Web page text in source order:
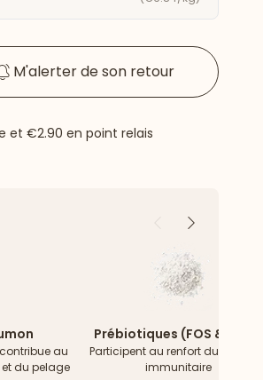
M'alerter de son retour
et €2.90 en point relais
PrécédentSuivant
au
du pelage
Prébiotiques (FOS & MOS)
Participent au renfort du
immunitaire